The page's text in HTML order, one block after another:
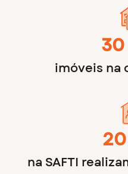
imóveis na
na SAFTI